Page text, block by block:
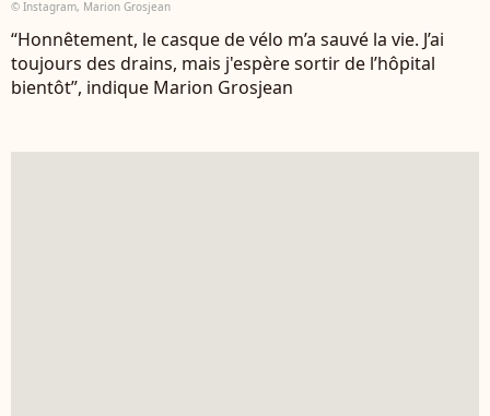
© Instagram, Marion Grosjean
“Honnêtement, le casque de vélo m’a sauvé la vie. J’ai
toujours des drains, mais j'espère sortir de l’hôpital
bientôt”, indique Marion Grosjean